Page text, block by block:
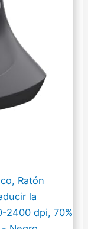
Ratón
la
2400 dpi, 70%